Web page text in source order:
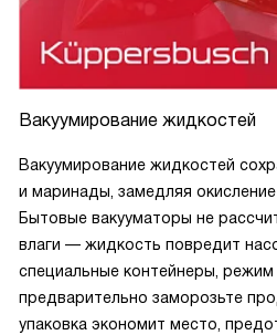
Вакуумирование жидкостей
Вакуумирование жидкостей
и маринады, замедляя окисление
Бытовые вакууматоры не
влаги — жидкость повредит
специальные контейнеры,
предварительно заморозьте
упаковка экономит место,